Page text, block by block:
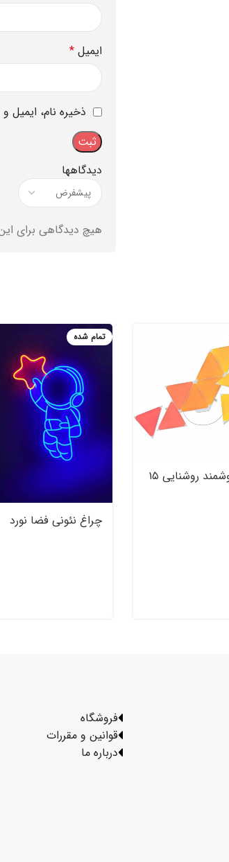
دیدگاهها
هیچ دیدگاهی برای
ایمیل *
ذخیره نام، ایمیل
پنل هوشمند روشنایی ۱۵
تمام شده
چراغ نئونی فضا نورد
فروشگاه
قوانین و مقررات
درباره ما